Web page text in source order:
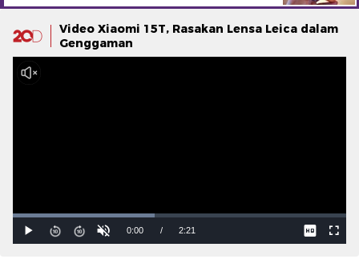
Video Xiaomi 15T, Rasakan Lensa Leica dalam
Genggaman